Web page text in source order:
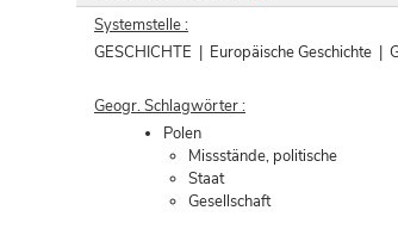
Systemstelle :
GESCHICHTE | Europäische Geschichte
Geogr. Schlagwörter :
Polen
Missstände, politische
Staat
Gesellschaft